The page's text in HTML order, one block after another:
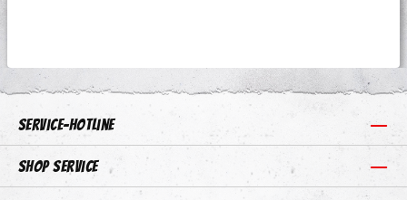
Service-Hotline
Shop Service